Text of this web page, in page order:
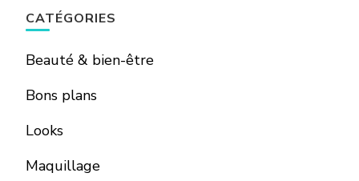
CATÉGORIES
Beauté & bien-être
Bons plans
Looks
Maquillage